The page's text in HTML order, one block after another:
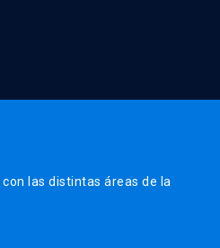
las distintas áreas de la